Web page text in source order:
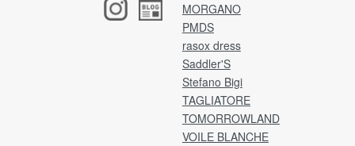
MORGANO
PMDS
rasox dress
Saddler'S
Stefano Bigi
TAGLIATORE
TOMORROWLAND
VOILE BLANCHE